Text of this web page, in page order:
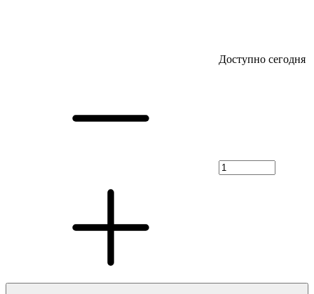
Доступно сегодня